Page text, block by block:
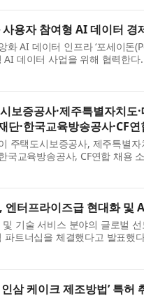
용자 참여형 AI 데이터 경
화 AI 데이터 인프라 ‘포세이돈
AI 데이터 사업을 위해 협력한
보증공사·제주특별자치도
단·한국교육방송공사·CF
주택도시보증공사, 제주특별
국교육방송공사, CF연합 채용
엔터프라이즈급 현대화 및
기술 서비스 분야의 글로벌
트너십을 체결했다고 발표했
인삼 케이크 제조방법’ 특